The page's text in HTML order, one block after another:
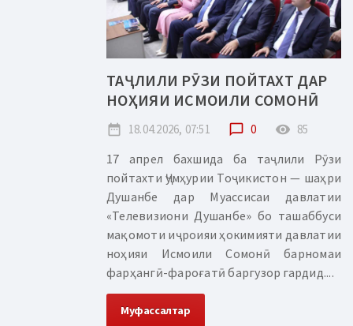
ТАҶЛИЛИ РӮЗИ ПОЙТАХТ ДАР
НОҲИЯИ ИСМОИЛИ СОМОНӢ
date_range 18.04.2026, 07:51 chat_bubble_outline 0 remove_red_eye 85
17 апрел бахшида ба таҷлили Рӯзи
пойтахти Ҷумҳурии Тоҷикистон — шаҳри
Душанбе дар Муассисаи давлатии
«Телевизиони Душанбе» бо ташаббуси
мақомоти иҷроияи ҳокимияти давлатии
ноҳияи Исмоили Сомонӣ барномаи
фарҳангӣ-фароғатӣ баргузор гардид....
Муфассалтар